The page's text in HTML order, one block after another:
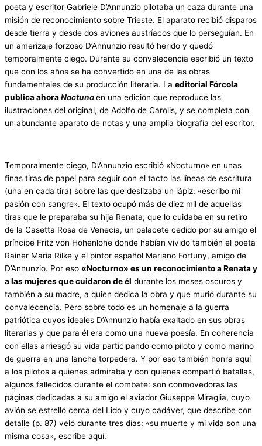
poeta y escritor Gabriele D’Annunzio pilotaba un caza durante una
misión de reconocimiento sobre Trieste. El aparato recibió disparos
desde tierra y desde dos aviones austríacos que lo perseguían. En
un amerizaje forzoso D’Annunzio resultó herido y quedó
temporalmente ciego. Durante su convalecencia escribió un texto
que con los años se ha convertido en una de las obras
fundamentales de su producción literaria. La editorial Fórcola
publica ahoraNoctunoen una edición que reproduce las
ilustraciones del original, de Adolfo de Carolis, y se completa con
un abundante aparato de notas y una amplia biografía del escritor.
Temporalmente ciego, D’Annunzio escribió «Nocturno» en unas
finas tiras de papel para seguir con el tacto las líneas de escritura
(una en cada tira) sobre las que deslizaba un lápiz: «escribo mi
pasión con sangre». El texto ocupó más de diez mil de aquellas
tiras que le preparaba su hija Renata, que lo cuidaba en su retiro
de la Casetta Rosa de Venecia, un palacete cedido por su amigo el
príncipe Fritz von Hohenlohe donde habían vivido también el poeta
Rainer Maria Rilke y el pintor español Mariano Fortuny, amigo de
D’Annunzio. Por eso «Nocturno» es un reconocimiento a Renata y
a las mujeres que cuidaron de él durante los meses oscuros y
también a su madre, a quien dedica la obra y que murió durante su
convalecencia. Pero sobre todo es un homenaje a la guerra
patriótica cuyos ideales D’Annunzio había exaltado en sus obras
literarias y que para él era como una nueva poesía. En coherencia
con ellas arriesgó su vida participando como piloto y como marino
de guerra en una lancha torpedera. Y por eso también honra aquí
a los pilotos a quienes admiraba y con quienes compartió batallas,
algunos fallecidos durante el combate: son conmovedoras las
páginas dedicadas a su amigo el aviador Giuseppe Miraglia, cuyo
avión se estrelló cerca del Lido y cuyo cadáver, que describe con
detalle (p. 87) veló durante tres días: «su muerte y mi vida son una
misma cosa», escribe aquí.